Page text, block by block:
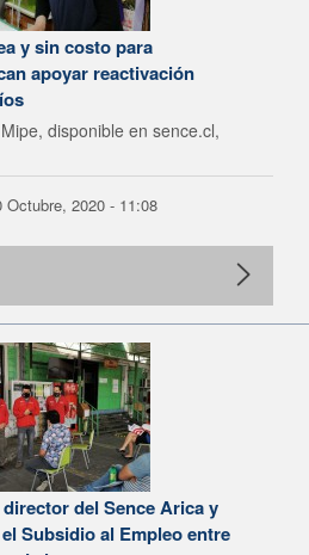
y sin costo para
apoyar reactivación
disponible en sence.cl,
Octubre, 2020 - 11:08
del Sence Arica y
Subsidio al Empleo entre